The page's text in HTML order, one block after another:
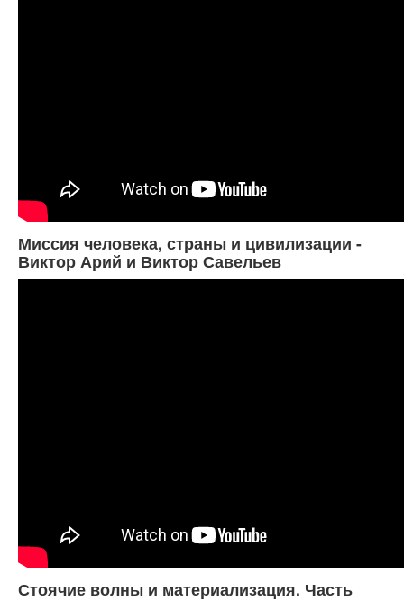
Миссия человека, страны и цивилизации -
Виктор Арий и Виктор Савельев
Стоячие волны и материализация. Часть